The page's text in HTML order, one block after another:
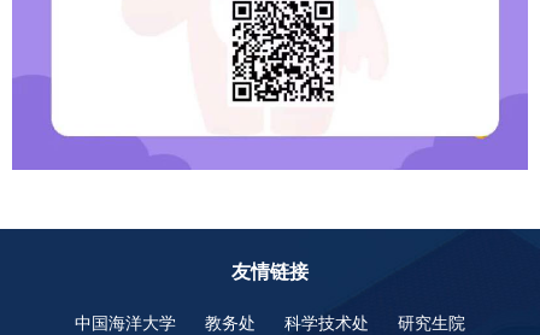
友情链接
中国海洋大学 教务处 科学技术处 研究生院